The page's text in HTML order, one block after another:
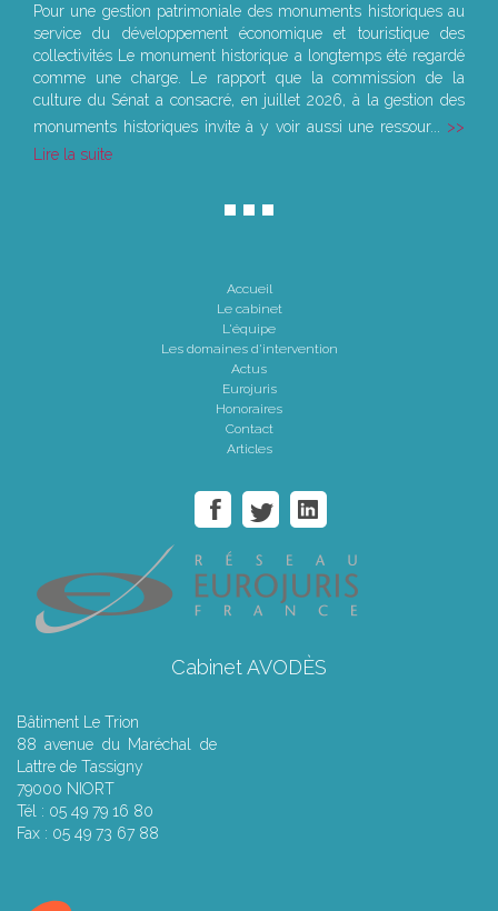
Pour une gestion patrimoniale des monuments historiques au
service du développement économique et touristique des
collectivités Le monument historique a longtemps été regardé
comme une charge. Le rapport que la commission de la
culture du Sénat a consacré, en juillet 2026, à la gestion des
monuments historiques invite à y voir aussi une ressour...
Lire la suite
Accueil
Le cabinet
L'équipe
Les domaines d'intervention
Actus
Eurojuris
Honoraires
Contact
Articles
Cabinet AVODÈS
Bâtiment Le Trion
88 avenue du Maréchal de
Lattre de Tassigny
79000 NIORT
Tél : 05 49 79 16 80
Fax : 05 49 73 67 88